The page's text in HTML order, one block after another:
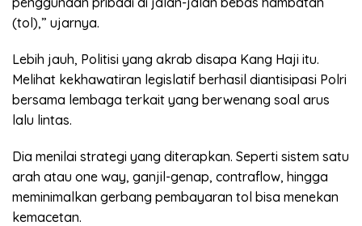
(tol),” ujarnya.
Lebih jauh, Politisi yang akrab disapa Kang Haji itu.
Melihat kekhawatiran legislatif berhasil diantisipasi Polri
bersama lembaga terkait yang berwenang soal arus
lalu lintas.
Dia menilai strategi yang diterapkan. Seperti sistem satu
arah atau one way, ganjil-genap, contraflow, hingga
meminimalkan gerbang pembayaran tol bisa menekan
kemacetan.